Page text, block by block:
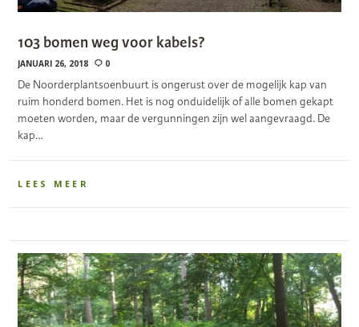
103 bomen weg voor kabels?
JANUARI 26, 2018 0
De Noorderplantsoenbuurt is ongerust over de mogelijk kap van
ruim honderd bomen. Het is nog onduidelijk of alle bomen gekapt
moeten worden, maar de vergunningen zijn wel aangevraagd. De
kap…
LEES MEER